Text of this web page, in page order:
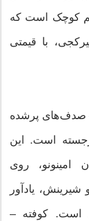
کوچک است که
با قیمتی
– صدف‌های پرشده
است. این
امینونو، روی
یادآور
است. کوفته –